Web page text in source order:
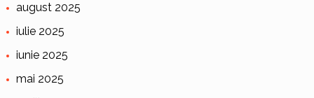
august 2025
iulie 2025
iunie 2025
mai 2025